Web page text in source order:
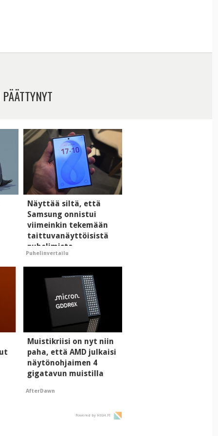
Näyttää siltä, että
Samsung onnistui
viimeinkin tekemään
taittuvanäyttöisistä
puhelimista
supersuosittuja
Puhelinvertailu
Muistikriisi on nyt niin
paha, että AMD julkaisi
näytönohjaimen 4
gigatavun muistilla
AfterDawn
Powered by HIGH.FI